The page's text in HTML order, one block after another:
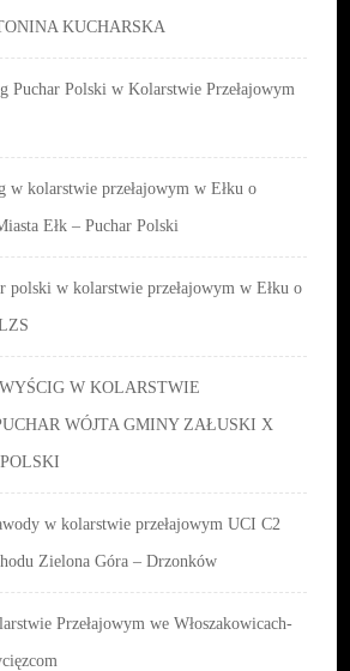
KUCHARSKA
Puchar Polski w Kolarstwie Przełajowym
w kolarstwie przełajowym w Ełku o
Ełk – Puchar Polski
polski w kolarstwie przełajowym w Ełku o
W KOLARSTWIE
WÓJTA GMINY ZAŁUSKI X
w kolarstwie przełajowym UCI C2
Zielona Góra – Drzonków
Przełajowym we Włoszakowicach-